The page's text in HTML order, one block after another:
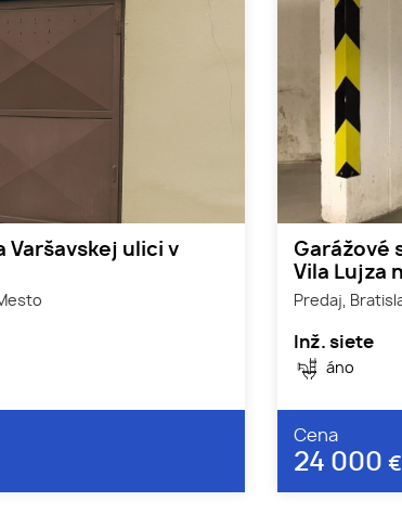
Varšavskej ulici v
Garážové
Vila Lujza
Predaj,
Inž. siete
áno
Cena
24 000 €